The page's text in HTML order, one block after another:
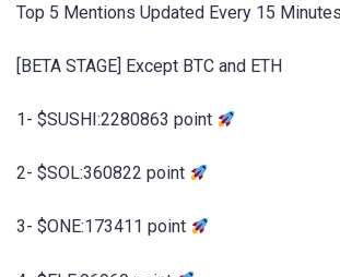
Top 5 Mentions Updated Every 15 Minutes
[BETA STAGE] Except BTC and ETH
1- $SUSHI:2280863 point
2- $SOL:360822 point
3- $ONE:173411 point